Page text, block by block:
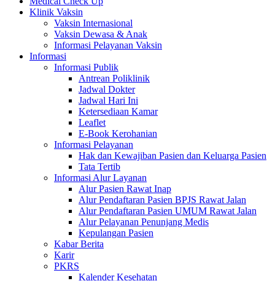
Klinik Vaksin
Vaksin Internasional
Vaksin Dewasa & Anak
Informasi Pelayanan Vaksin
Informasi
Informasi Publik
Antrean Poliklinik
Jadwal Dokter
Jadwal Hari Ini
Ketersediaan Kamar
Leaflet
E-Book Kerohanian
Informasi Pelayanan
Hak dan Kewajiban Pasien dan Keluarga Pasien
Tata Tertib
Informasi Alur Layanan
Alur Pasien Rawat Inap
Alur Pendaftaran Pasien BPJS Rawat Jalan
Alur Pendaftaran Pasien UMUM Rawat Jalan
Alur Pelayanan Penunjang Medis
Kepulangan Pasien
Kabar Berita
Karir
PKRS
Kalender Kesehatan